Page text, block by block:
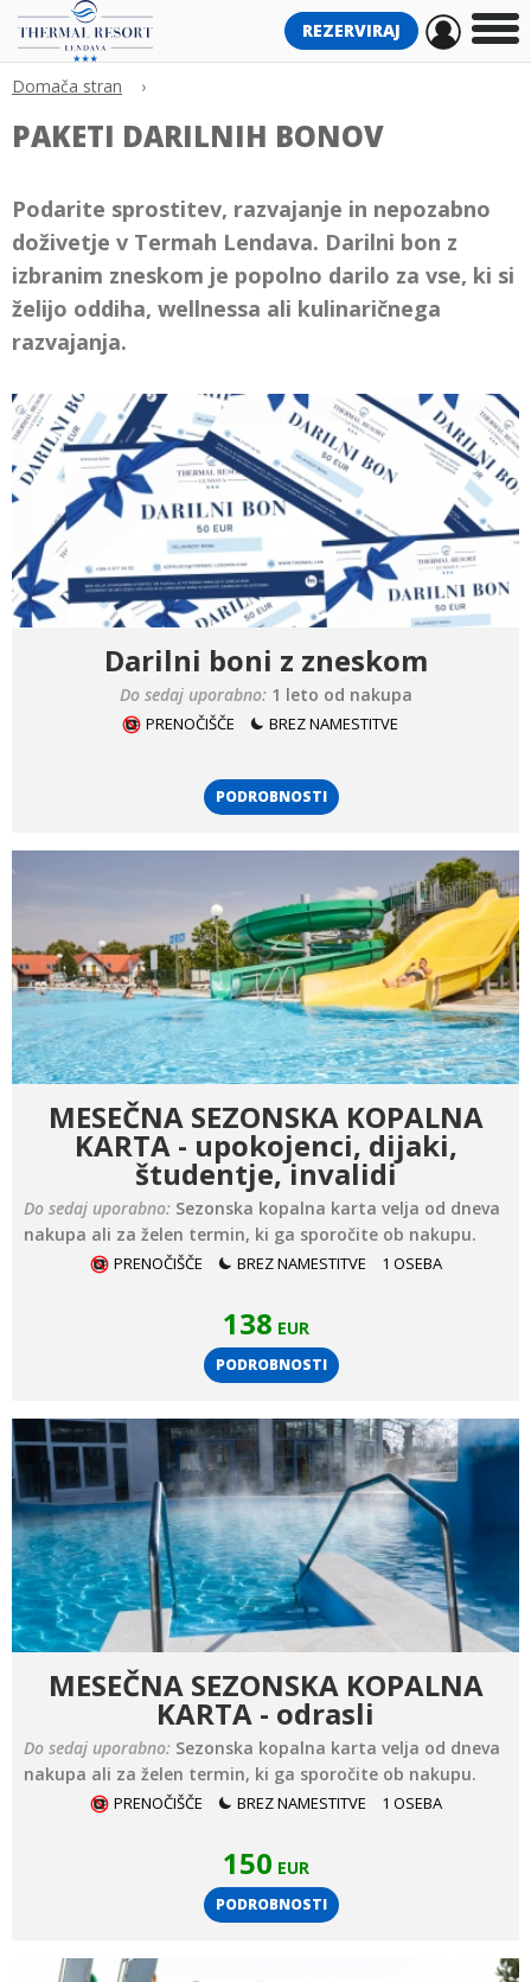
REZERVIRAJ
Domača stran ›
PAKETI DARILNIH BONOV
Podarite sprostitev, razvajanje in nepozabno
doživetje v Termah Lendava. Darilni bon z
izbranim zneskom je popolno darilo za vse, ki si
želijo oddiha, wellnessa ali kulinaričnega
razvajanja.
PODROBNOSTI
Darilni boni z zneskom
Do sedaj uporabno: 1 leto od nakupa
PRENOČIŠČE BREZ NAMESTITVE
138 EUR
PODROBNOSTI
MESEČNA SEZONSKA KOPALNA
KARTA - upokojenci, dijaki,
študentje, invalidi
Do sedaj uporabno: Sezonska kopalna karta velja od dneva
nakupa ali za želen termin, ki ga sporočite ob nakupu.
PRENOČIŠČE BREZ NAMESTITVE 1 OSEBA
150 EUR
PODROBNOSTI
MESEČNA SEZONSKA KOPALNA
KARTA - odrasli
Do sedaj uporabno: Sezonska kopalna karta velja od dneva
nakupa ali za želen termin, ki ga sporočite ob nakupu.
PRENOČIŠČE BREZ NAMESTITVE 1 OSEBA